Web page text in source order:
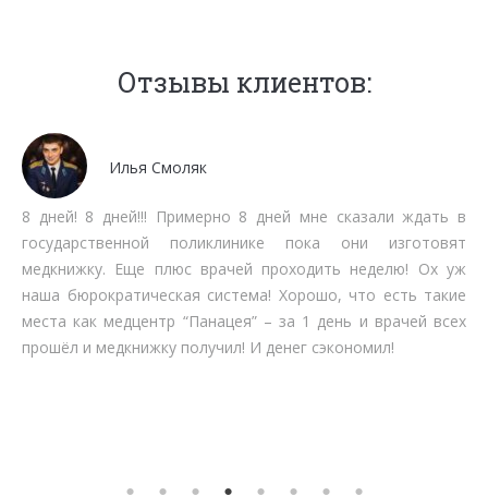
Отзывы клиентов:
Мочалов Дмитрий
Мне как бизнесмену нет времени тратить на
очередях. Работают быстро, качественно, вменяемо
срокам прохождения. Рекомендую.